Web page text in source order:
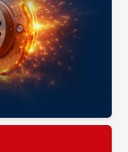
لوازم